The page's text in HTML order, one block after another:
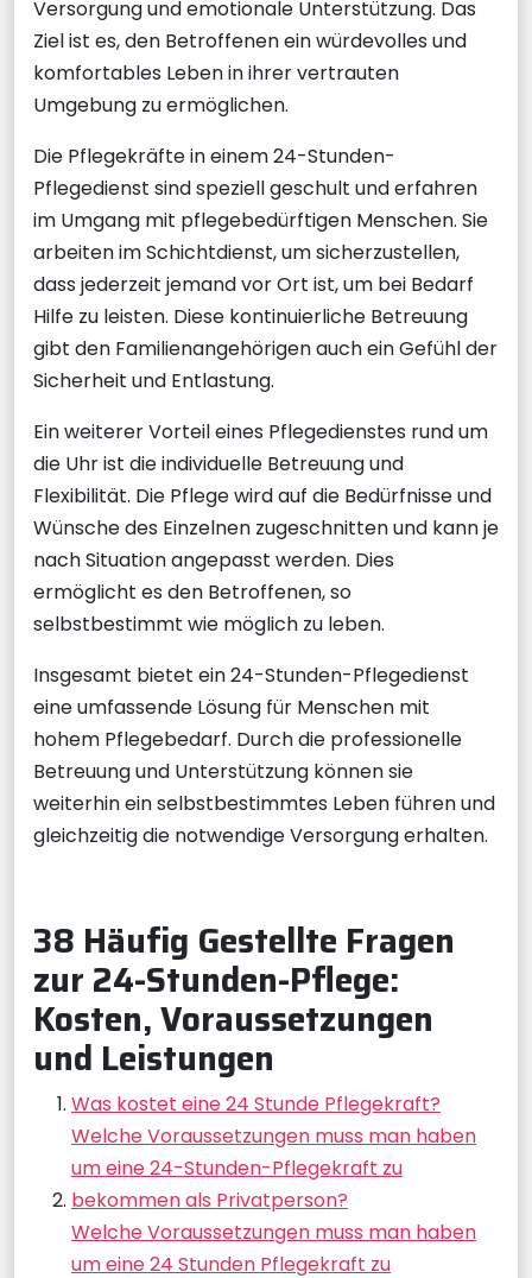
Versorgung und emotionale Unterstützung. Das
Ziel ist es, den Betroffenen ein würdevolles und
komfortables Leben in ihrer vertrauten
Umgebung zu ermöglichen.
Die Pflegekräfte in einem 24-Stunden-
Pflegedienst sind speziell geschult und erfahren
im Umgang mit pflegebedürftigen Menschen. Sie
arbeiten im Schichtdienst, um sicherzustellen,
dass jederzeit jemand vor Ort ist, um bei Bedarf
Hilfe zu leisten. Diese kontinuierliche Betreuung
gibt den Familienangehörigen auch ein Gefühl der
Sicherheit und Entlastung.
Ein weiterer Vorteil eines Pflegedienstes rund um
die Uhr ist die individuelle Betreuung und
Flexibilität. Die Pflege wird auf die Bedürfnisse und
Wünsche des Einzelnen zugeschnitten und kann je
nach Situation angepasst werden. Dies
ermöglicht es den Betroffenen, so
selbstbestimmt wie möglich zu leben.
Insgesamt bietet ein 24-Stunden-Pflegedienst
eine umfassende Lösung für Menschen mit
hohem Pflegebedarf. Durch die professionelle
Betreuung und Unterstützung können sie
weiterhin ein selbstbestimmtes Leben führen und
gleichzeitig die notwendige Versorgung erhalten.
38 Häufig Gestellte Fragen
zur 24-Stunden-Pflege:
Kosten, Voraussetzungen
und Leistungen
Was kostet eine 24 Stunde Pflegekraft?
Welche Voraussetzungen muss man haben
um eine 24-Stunden-Pflegekraft zu
bekommen als Privatperson?
Welche Voraussetzungen muss man haben
um eine 24 Stunden Pflegekraft zu